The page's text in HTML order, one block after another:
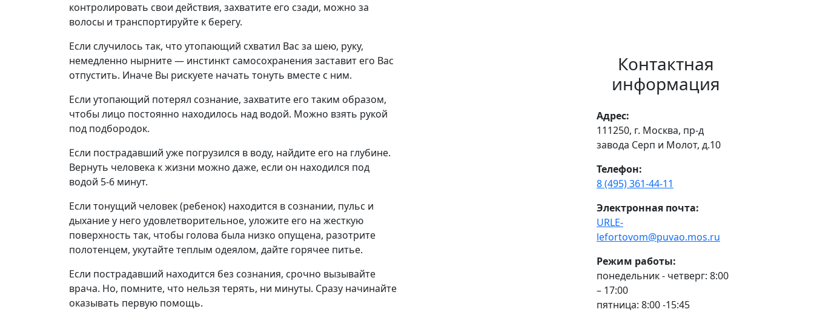
контролировать свои действия, захватите его сзади, можно за
волосы и транспортируйте к берегу.
Если случилось так, что утопающий схватил Вас за шею, руку,
немедленно нырните — инстинкт самосохранения заставит его Вас
отпустить. Иначе Вы рискуете начать тонуть вместе с ним.
Если утопающий потерял сознание, захватите его таким образом,
чтобы лицо постоянно находилось над водой. Можно взять рукой
под подбородок.
Если пострадавший уже погрузился в воду, найдите его на глубине.
Вернуть человека к жизни можно даже, если он находился под
водой 5-6 минут.
Если тонущий человек (ребенок) находится в сознании, пульс и
дыхание у него удовлетворительное, уложите его на жесткую
поверхность так, чтобы голова была низко опущена, разотрите
полотенцем, укутайте теплым одеялом, дайте горячее питье.
Если пострадавший находится без сознания, срочно вызывайте
врача. Но, помните, что нельзя терять, ни минуты. Сразу начинайте
оказывать первую помощь.
Контактная
информация
Адрес:
111250, г. Москва, пр-д
завода Серп и Молот, д.10
Телефон:
8 (495) 361-44-11
Электронная почта:
URLE-
lefortovom@puvao.mos.ru
Режим работы:
понедельник - четверг: 8:00
– 17:00
пятница: 8:00 -15:45